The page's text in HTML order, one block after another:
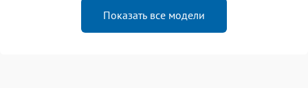
Показать все модели